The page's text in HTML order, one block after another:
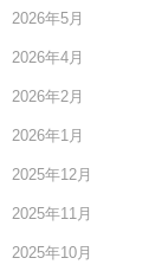
2026年5月
2026年4月
2026年2月
2026年1月
2025年12月
2025年11月
2025年10月